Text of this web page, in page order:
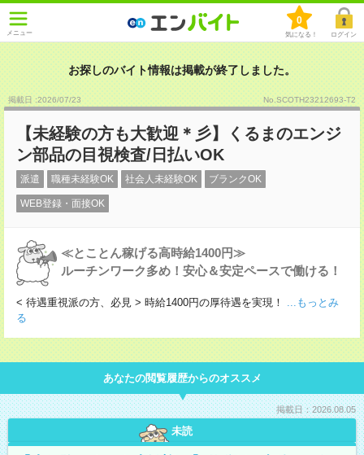
メニュー
0
気になる！ ログイン
お探しのバイト情報は掲載が終了しました。
掲載日 :2026/07/23 No.SCOTH23212693-T2
【未経験の方も大歓迎＊彡】くるまのエンジ
ン部品の目視検査/日払いOK
派遣 職種未経験OK 社会人未経験OK ブランクOK
WEB登録・面接OK
≪とことん稼げる高時給1400円≫
ルーチンワーク多め！安心＆安定ペースで働ける！
< 待遇重視派の方、必見 > 時給1400円の厚待遇を実現！
...もっとみ
る
あなたの閲覧履歴からのオススメ
掲載日：2026.08.05
未読